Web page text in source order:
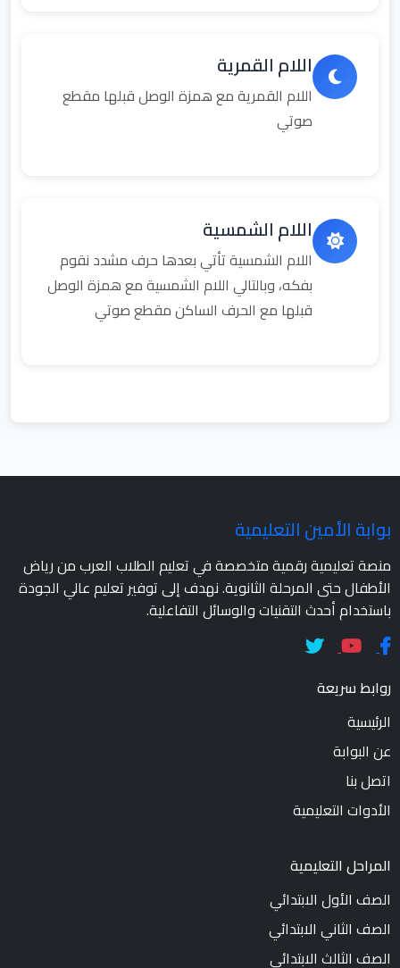
اللام القمرية
اللام القمرية مع همزة الوصل قبلها مقطع
صوتي
اللام الشمسية
اللام الشمسية تأتي بعدها حرف مشدد نقوم
بفكه، وبالتالي اللام الشمسية مع همزة الوصل
قبلها مع الحرف الساكن مقطع صوتي
بوابة الأمين التعليمية
منصة تعليمية رقمية متخصصة في تعليم الطلاب العرب من رياض
الأطفال حتى المرحلة الثانوية. نهدف إلى توفير تعليم عالي الجودة
باستخدام أحدث التقنيات والوسائل التفاعلية.
روابط سريعة
الرئيسية
عن البوابة
اتصل بنا
الأدوات التعليمية
المراحل التعليمية
الصف الأول الابتدائي
الصف الثاني الابتدائي
الصف الثالث الابتدائي